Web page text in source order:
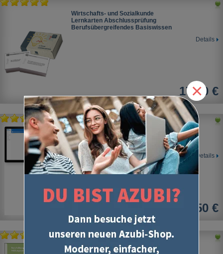
Wirtschafts- und Sozialkunde
Lernkarten Abschlussprüfung
Berufsübergreifendes Basiswissen
Details
17,90 €
Wirtschafts- und Sozialkunde
Berufsübergreifendes Basiswissen
Digitale Lernkarten
Details
5,50 €
Wirtschafts- und Sozialkunde
×